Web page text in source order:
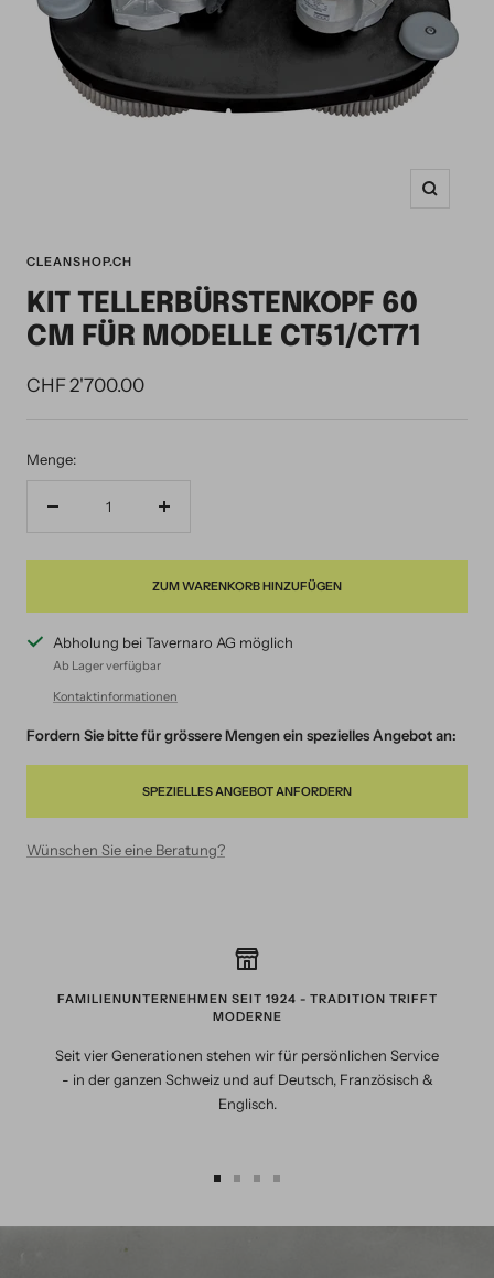
Zoom
CLEANSHOP.CH
KIT TELLERBÜRSTENKOPF 60
CM FÜR MODELLE CT51/CT71
Angebotspreis
CHF 2'700.00
Menge:
Menge
ZUM WARENKORB HINZUFÜGEN
Abholung bei Tavernaro AG möglich
Ab Lager verfügbar
Kontaktinformationen
Fordern Sie bitte für grössere Mengen ein spezielles Angebot an:
SPEZIELLES ANGEBOT ANFORDERN
Wünschen Sie eine Beratung?
FAMILIENUNTERNEHMEN SEIT 1924 - TRADITION TRIFFT
MODERNE
Seit vier Generationen stehen wir für persönlichen Service
- in der ganzen Schweiz und auf Deutsch, Französisch &
Englisch.